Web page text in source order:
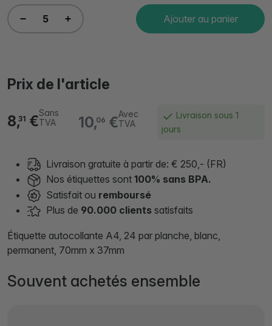
Ajouter au panier
Prix de l'article
10,06 €Avec
TVA
8,31 €Sans
TVA
Livraison sous 1
jours
Livraison gratuite à partir de: € 250,- (FR)
Nos étiquettes sont 100% sans BPA.
Satisfait ou remboursé
Plus de 90.000 clients satisfaits
Étiquette autocollante A4, 24 par planche, blanc,
permanent, 70mm x 37mm
Souvent achetés ensemble